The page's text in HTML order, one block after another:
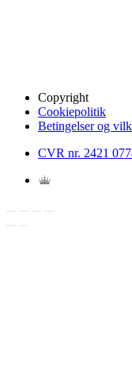
Copyright
Cookiepolitik
Betingelser og
CVR nr. 2421